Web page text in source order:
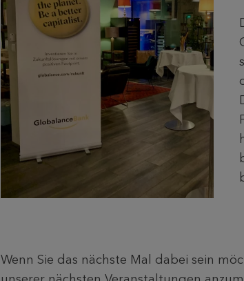
Wenn Sie das nächste Mal dabei sein